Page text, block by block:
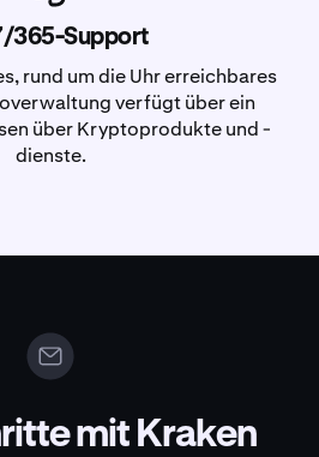
365-Support
rund um die Uhr erreichbares
verfügt über ein
über Kryptoprodukte und -
dienste.
mit Kraken